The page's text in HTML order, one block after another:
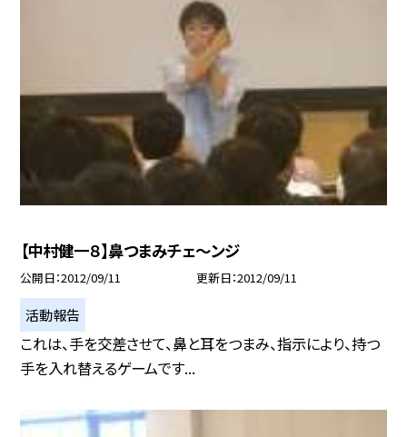
【中村健一８】鼻つまみチェ〜ンジ
公開日 2012/09/11 更新日 2012/09/11
活動報告
これは、手を交差させて、鼻と耳をつまみ、指示により、持つ
手を入れ替えるゲームです...